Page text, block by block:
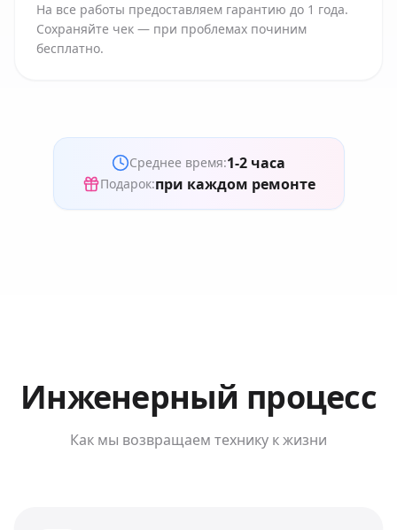
На все работы предоставляем гарантию до 1 года.
Сохраняйте чек — при проблемах починим
бесплатно.
Среднее время:1-2 часа
Подарок:при каждом ремонте
Инженерный процесс
Как мы возвращаем технику к жизни